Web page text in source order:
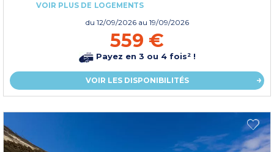
VOIR PLUS DE LOGEMENTS
du 12/09/2026 au 19/09/2026
559 €
Payez en 3 ou 4 fois² !
VOIR LES DISPONIBILITÉS